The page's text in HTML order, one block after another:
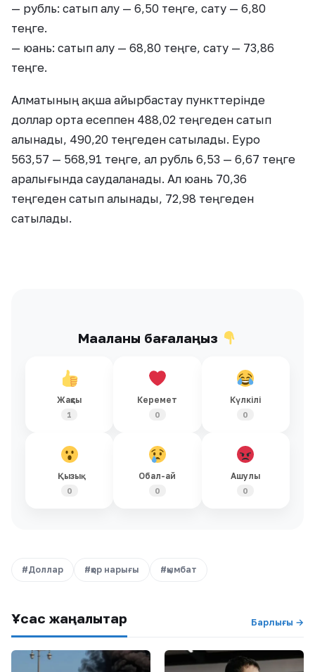
— рубль: сатып алу — 6,50 теңге, сату — 6,80
теңге.
— юань: сатып алу — 68,80 теңге, сату — 73,86
теңге.
Алматының ақша айырбастау пункттерінде
доллар орта есеппен 488,02 теңгеден сатып
алынады, 490,20 теңгеден сатылады. Еуро
563,57 — 568,91 теңге, ал рубль 6,53 — 6,67 теңге
аралығында саудаланады. Ал юань 70,36
теңгеден сатып алынады, 72,98 теңгеден
сатылады.
Мақаланы бағалаңыз
Жақсы
1
Керемет
0
Күлкілі
0
Қызық
0
Обал-ай
0
Ашулы
0
#Доллар #қор нарығы #қымбат
Ұқсас жаңалықтар Барлығы →